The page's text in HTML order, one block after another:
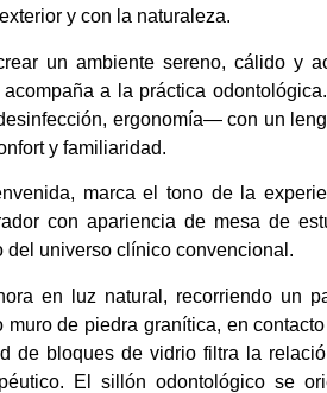
y con la naturaleza.
un ambiente sereno, cálido y
a la práctica
ergonomía— con un
y familiaridad.
marca el tono de la
con apariencia de mesa de
universo clínico convencional.
en luz natural, recorriendo un
de piedra granítica, en
de bloques de vidrio filtra la
El sillón odontológico se